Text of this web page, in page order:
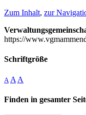
Zum Inhalt, zur
https://
Schriftgröße
A A A
Finden in gesamter